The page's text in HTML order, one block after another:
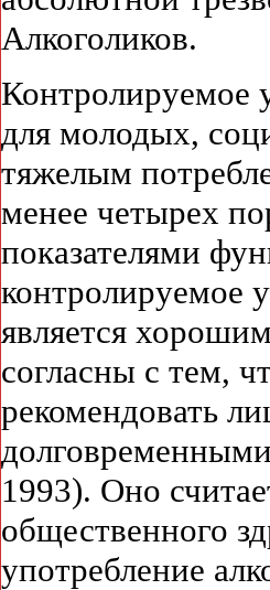
Алкоголиков.
Контролируемое
для молодых,
тяжелым
менее четырех
показателями
контролируемое
является
согласны с тем,
рекомендовать
1993). Оно
общественного
употребление